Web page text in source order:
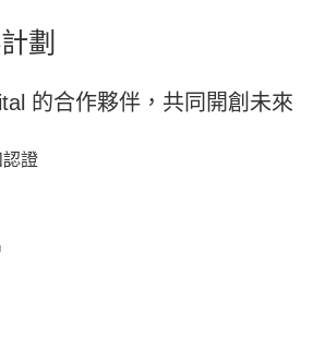
劃
的合作夥伴，共同開創未來
證